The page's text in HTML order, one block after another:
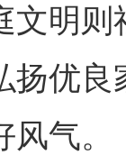
文明
扬优
气。